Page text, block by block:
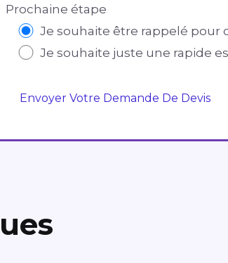
Prochaine étape
Je souhaite être rappelé pour
Je souhaite juste une rapide